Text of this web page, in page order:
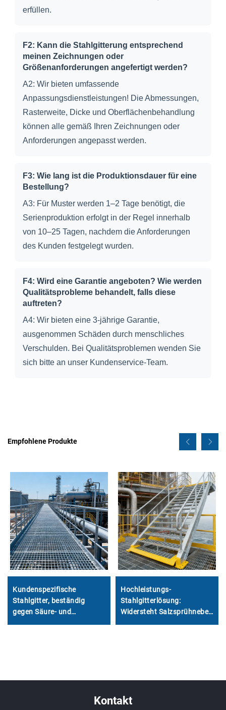
erfüllen.
F2: Kann die Stahlgitterung entsprechend
meinen Zeichnungen oder
Größenanforderungen angefertigt werden?
A2: Wir bieten umfassende
Anpassungsdienstleistungen! Die Abmessungen,
Rasterweite, Dicke und Oberflächenbehandlung
können alle gemäß Ihren Zeichnungen oder
Anforderungen angepasst werden.
F3: Wie lang ist die Produktionsdauer für eine
Bestellung?
A3: Für Muster werden 1–2 Tage benötigt, die
Serienproduktion erfolgt in der Regel innerhalb
von 10–25 Tagen, nachdem die Anforderungen
des Kunden festgelegt wurden.
F4: Wird eine Garantie angeboten? Wie werden
Qualitätsprobleme behandelt, falls diese
auftreten?
A4: Wir bieten eine 3-jährige Garantie,
ausgenommen Schäden durch menschliches
Verschulden. Bei Qualitätsproblemen wenden Sie
sich bitte an unser Kundenservice-Team.
Empfohlene Produkte
Kundenspezifische
Stahlgitter, beständig
gegen Säure- und
Alkalikorrosion für
Hochleistungs-
Stahlgitterlösung:
Widersteht Salzsprühnebel
in Küstenregionen,
Kontakt